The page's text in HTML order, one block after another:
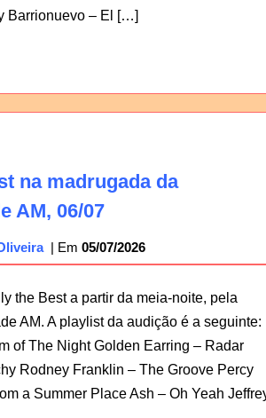
Barrionuevo – El […]
na madrugada da
AM, 06/07
05/07/2026
the Best a partir da meia-noite, pela
AM. A playlist da audição é a seguinte:
of The Night Golden Earring – Radar
Rodney Franklin – The Groove Percy
a Summer Place Ash – Oh Yeah